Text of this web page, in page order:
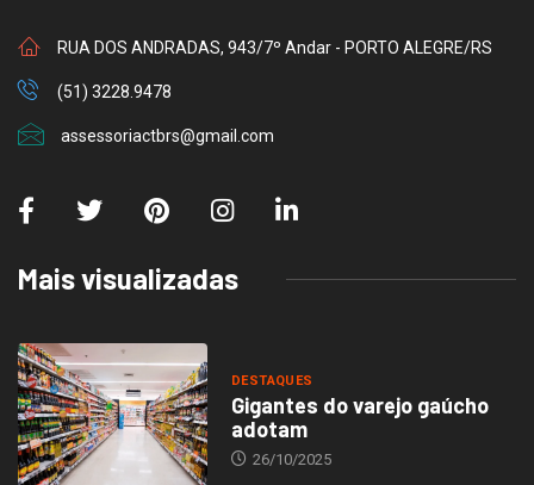
RUA DOS ANDRADAS, 943/7º Andar - PORTO ALEGRE/RS
(51) 3228.9478
assessoriactbrs@gmail.com
Mais visualizadas
DESTAQUES
Gigantes do varejo gaúcho
adotam
26/10/2025